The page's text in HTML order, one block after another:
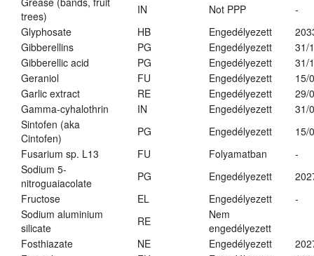
trees)
IN Not PPP
-
Glyphosate
HB Engedélyezett
Gibberellins
PG Engedélyezett
31/
Gibberellic acid
PG Engedélyezett
31/
Geraniol
FU Engedélyezett
15/
Garlic extract
RE Engedélyezett
29/
Gamma-cyhalothrin
IN Engedélyezett
31/
Sintofen (aka
Cintofen)
PG Engedélyezett
15/
Fusarium sp. L13
FU Folyamatban
-
Sodium 5-
nitroguaiacolate
PG Engedélyezett
Fructose
EL Engedélyezett
-
Sodium aluminium
silicate
RE
Nem
engedélyezett
Fosthiazate
NE Engedélyezett